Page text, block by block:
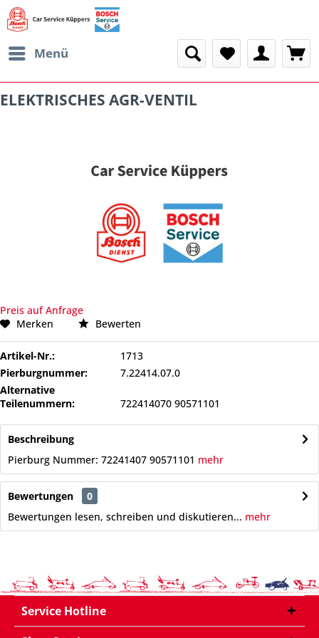
Menü
ELEKTRISCHES AGR-VENTIL
Preis auf Anfrage
Merken
Bewerten
Artikel-Nr.:
1713
Pierburgnummer:
7.22414.07.0
Alternative
Teilenummern:
722414070 90571101
Beschreibung
Pierburg Nummer: 72241407 90571101 mehr
Bewertungen
0
Bewertungen lesen, schreiben und diskutieren... mehr
Service Hotline